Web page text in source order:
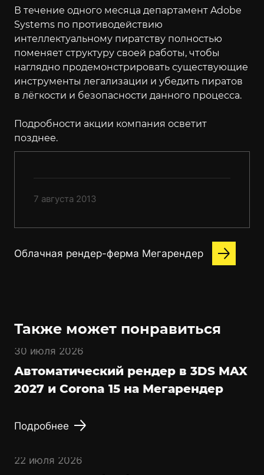
В течение одного месяца департамент Adobe
Systems по противодействию
интеллектуальному пиратству полностью
поменяет структуру своей работы, чтобы
наглядно продемонстрировать существующие
инструменты легализации и убедить пиратов
в лёгкости и безопасности данного процесса.
Подробности акции компания осветит
позднее.
7 августа 2013
Облачная рендер-ферма Мегарендер
Также может понравиться
30 июля 2026
Автоматический рендер в 3DS MAX
2027 и Corona 15 на Мегарендер
Подробнее
22 июля 2026